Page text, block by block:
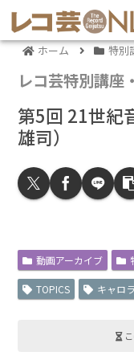
ホーム 特別
レコ芸特別講座
第5回 21世紀
雄司）
動画アーカイブ
TOPICS キャロ